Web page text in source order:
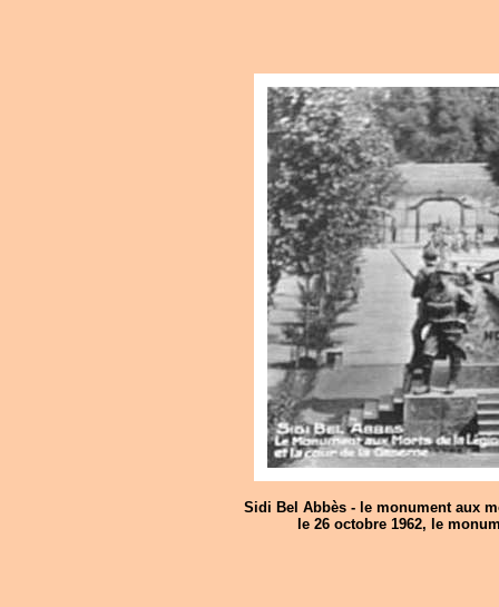
Sidi Bel Abbès - le monument aux
le 26 octobre 1962, le